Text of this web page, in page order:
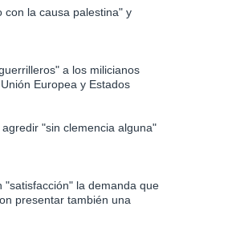
con la causa palestina" y
a los milicianos
Europea y Estados
"sin clemencia alguna"
la demanda que
presentar también una